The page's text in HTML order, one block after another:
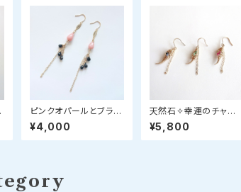
ピンクオパールとブラッ
クスピネルのピアス
¥4,000
天然石✧幸運のチャー
ム「コルノ」の片耳ピアス
（サファイア、エメラルド、
¥5,800